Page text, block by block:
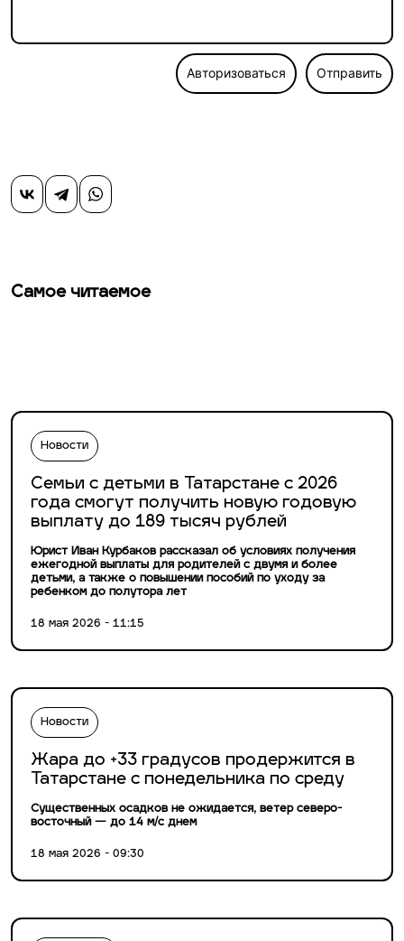
Авторизоваться Отправить
Самое читаемое
Новости
Семьи с детьми в Татарстане с 2026
года смогут получить новую годовую
выплату до 189 тысяч рублей
Юрист Иван Курбаков рассказал об условиях получения
ежегодной выплаты для родителей с двумя и более
детьми, а также о повышении пособий по уходу за
ребенком до полутора лет
18 мая 2026 - 11:15
Новости
Жара до +33 градусов продержится в
Татарстане с понедельника по среду
Существенных осадков не ожидается, ветер северо-
восточный — до 14 м/с днем
18 мая 2026 - 09:30